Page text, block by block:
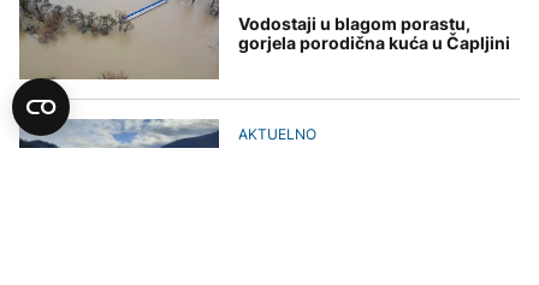
Vodostaji u blagom porastu,
gorjela porodična kuća u Čapljini
AKTUELNO